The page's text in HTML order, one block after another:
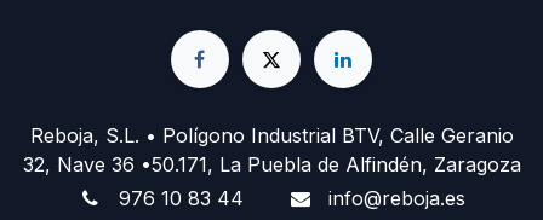
Reboja, S.L. • Polígono Industrial BTV, Calle Geranio
32, Nave 36 •50.171, La Puebla de Alfindén, Zaragoza
976 10 83 44
info@reboja.es